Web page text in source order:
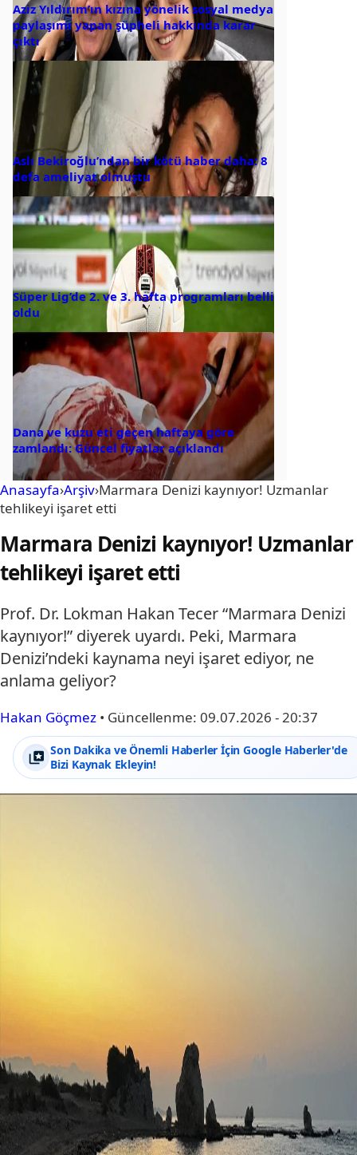
Aziz Yıldırım’ın kızına yönelik sosyal medya
paylaşımı yapan şüpheli hakkında karar
çıktı
Aslı Bekiroğlu’ndan bir kötü haber daha: 8
defa ameliyat olmuştu
Süper Lig’de 2. ve 3. hafta programları belli
oldu
Dana ve kuzu eti geçen haftaya göre
zamlandı: Güncel fiyatlar açıklandı
Anasayfa›Arşiv›Marmara Denizi kaynıyor! Uzmanlar
tehlikeyi işaret etti
Marmara Denizi kaynıyor! Uzmanlar
tehlikeyi işaret etti
Prof. Dr. Lokman Hakan Tecer “Marmara Denizi
kaynıyor!” diyerek uyardı. Peki, Marmara
Denizi’ndeki kaynama neyi işaret ediyor, ne
anlama geliyor?
Hakan Göçmez • Güncellenme: 09.07.2026 - 20:37
Son Dakika ve Önemli Haberler İçin Google Haberler'de
Bizi Kaynak Ekleyin!